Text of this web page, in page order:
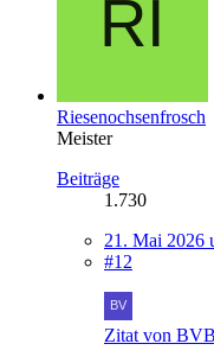
Riesenochsenfrosch
Meister
Beiträge
1.730
21. Mai 2026
#12
Zitat von